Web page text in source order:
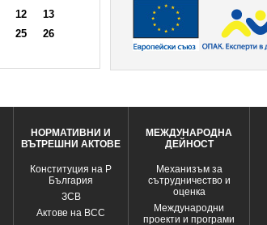
12
13
25
26
НОРМАТИВНИ И
ВЪТРЕШНИ АКТОВЕ
Конституция на Р
България
ЗСВ
Актове на ВСС
МЕЖДУНАРОДНА
ДЕЙНОСТ
Механизъм за
сътрудничество и
оценка
Международни
проекти и програми